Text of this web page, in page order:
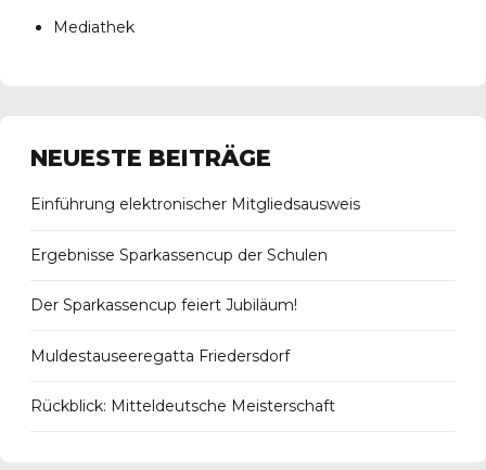
Mediathek
NEUESTE BEITRÄGE
Einführung elektronischer Mitgliedsausweis
Ergebnisse Sparkassencup der Schulen
Der Sparkassencup feiert Jubiläum!
Muldestauseeregatta Friedersdorf
Rückblick: Mitteldeutsche Meisterschaft